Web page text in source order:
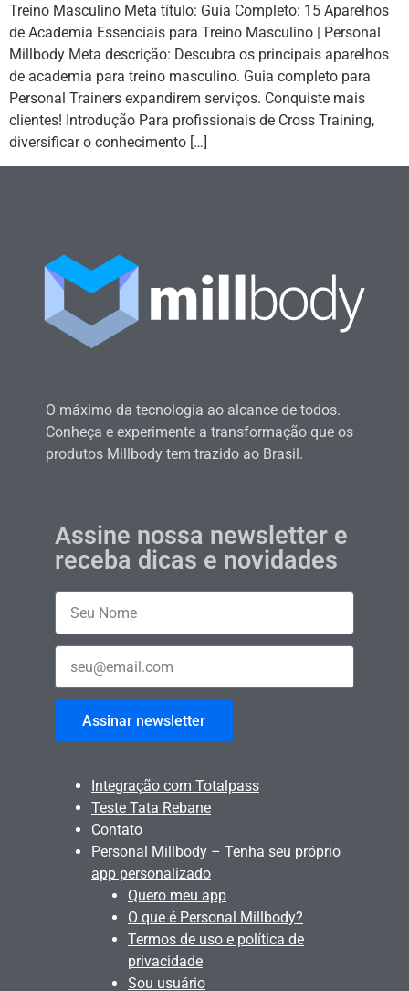
Treino Masculino Meta título: Guia Completo: 15 Aparelhos
de Academia Essenciais para Treino Masculino | Personal
Millbody Meta descrição: Descubra os principais aparelhos
de academia para treino masculino. Guia completo para
Personal Trainers expandirem serviços. Conquiste mais
clientes! Introdução Para profissionais de Cross Training,
diversificar o conhecimento […]
O máximo da tecnologia ao alcance de todos.
Conheça e experimente a transformação que os
produtos Millbody tem trazido ao Brasil.
Assine nossa newsletter e
receba dicas e novidades
Assinar newsletter
Integração com Totalpass
Teste Tata Rebane
Contato
Personal Millbody – Tenha seu próprio
app personalizado
Quero meu app
O que é Personal Millbody?
Termos de uso e política de
privacidade
Sou usuário